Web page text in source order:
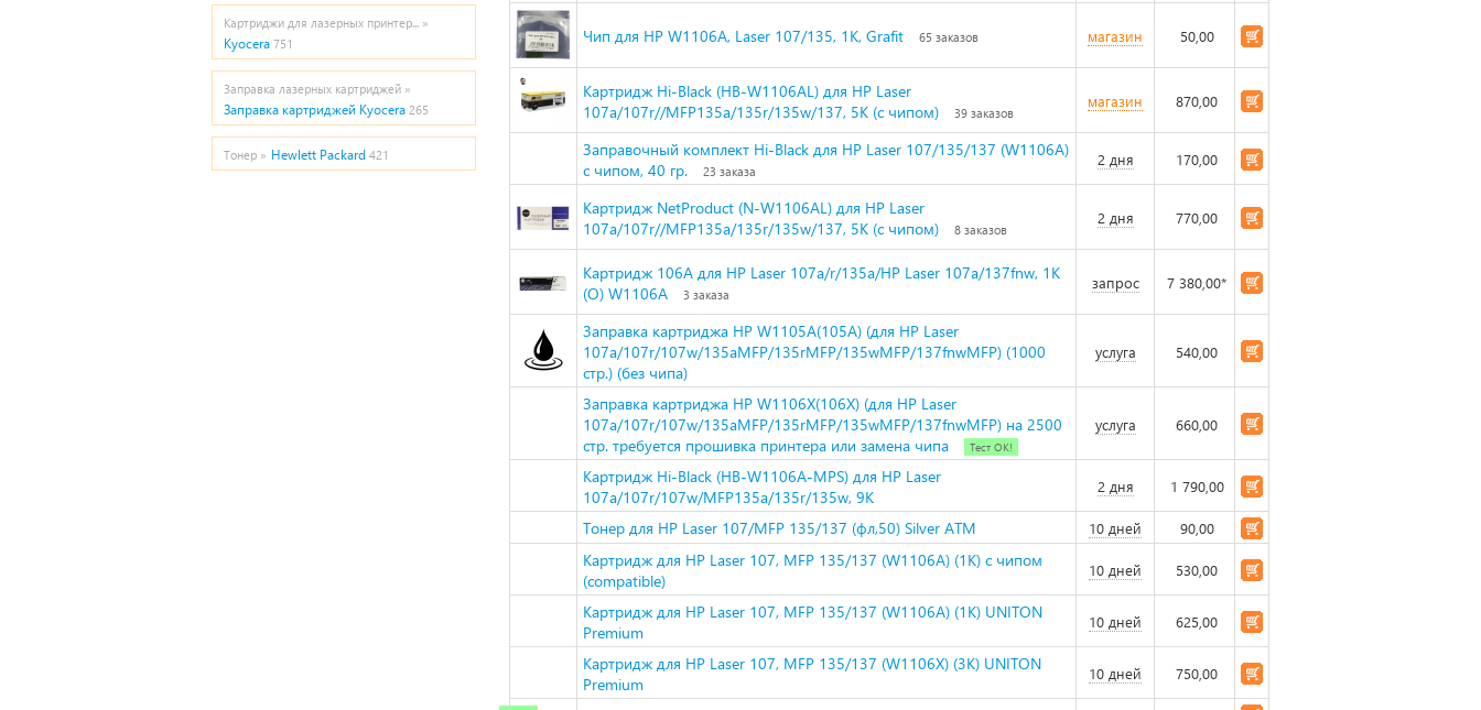
Картриджи для лазерных принтер... »
Kyocera 751
Заправка лазерных картриджей »
Заправка картриджей Kyocera 265
Тонер » Hewlett Packard 421
Чип для HP W1106A, Laser 107/135, 1K, Grafit 65 заказов магазин 50,00
Картридж Hi-Black (HB-W1106AL) для HP Laser
107a/107r//MFP135a/135r/135w/137, 5K (с чипом)
39 заказов
магазин 870,00
Заправочный комплект Hi-Black для HP Laser 107/135/137 (W1106A)
с чипом, 40 гр.
23 заказа
2 дня 170,00
Картридж NetProduct (N-W1106AL) для HP Laser
107a/107r//MFP135a/135r/135w/137, 5K (с чипом)
8 заказов
2 дня 770,00
Картридж 106А для HP Laser 107a/r/135a/HP Laser 107a/137fnw, 1К
(О) W1106A
3 заказа
запрос 7 380,00*
Заправка картриджа HP W1105A(105A) (для HP Laser
107a/107r/107w/135aMFP/135rMFP/135wMFP/137fnwMFP) (1000
стр.) (без чипа)
услуга 540,00
Заправка картриджа HP W1106X(106X) (для HP Laser
107a/107r/107w/135aMFP/135rMFP/135wMFP/137fnwMFP) на 2500
стр. требуется прошивка принтера или замена чипа
Тест ОК!
услуга 660,00
Картридж Hi-Black (HB-W1106A-MPS) для HP Laser
107a/107r/107w/MFP135a/135r/135w, 9K
2 дня 1 790,00
Тонер для HP Laser 107/MFP 135/137 (фл,50) Silver ATM 10 дней 90,00
Картридж для HP Laser 107, MFP 135/137 (W1106A) (1K) с чипом
(compatible)
10 дней 530,00
Картридж для HP Laser 107, MFP 135/137 (W1106A) (1K) UNITON
Premium
10 дней 625,00
Картридж для HP Laser 107, MFP 135/137 (W1106X) (3K) UNITON
Premium
10 дней 750,00